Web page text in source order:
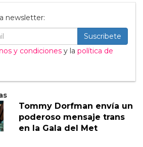
newsletter:
Suscribete
y condiciones y la política de
Tommy Dorfman envía un
poderoso mensaje trans
en la Gala del Met